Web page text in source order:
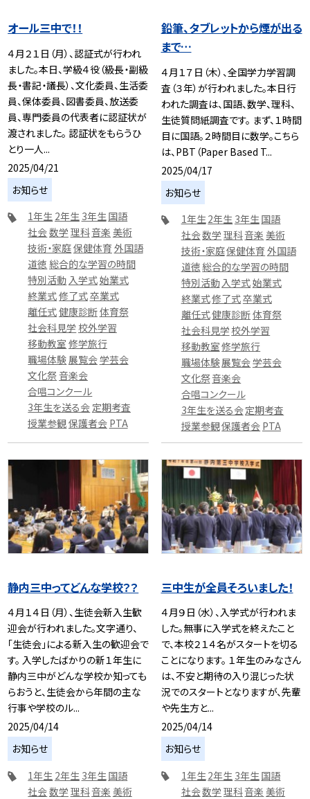
オール三中で！！
４月２１日（月）、認証式が行われ
ました。本日、学級４役（級長・副級
長・書記・議長）、文化委員、生活委
員、保体委員、図書委員、放送委
員、専門委員の代表者に認証状が
渡されました。 認証状をもらうひ
とり一人...
2025/04/21
お知らせ
1年生 2年生 3年生国語
社会数学 理科音楽 美術
技術・家庭保健体育 外国語
道徳 総合的な学習の時間
特別活動 入学式始業式
終業式修了式卒業式
離任式健康診断体育祭
社会科見学 校外学習
移動教室 修学旅行
職場体験展覧会学芸会
文化祭音楽会
合唱コンクール
3年生を送る会 定期考査
授業参観保護者会 PTA
鉛筆、タブレットから煙が出る
まで…
４月１７日（木）、全国学力学習調
査（３年）が行われました。本日行
われた調査は、国語、数学、理科、
生徒質問紙調査です。 まず、１時間
目に国語。２時間目に数学。こちら
は、PBT（Paper Based T...
2025/04/17
お知らせ
1年生2年生 3年生国語
社会数学 理科音楽 美術
技術・家庭保健体育 外国語
道徳総合的な学習の時間
特別活動入学式始業式
終業式修了式卒業式
離任式健康診断体育祭
社会科見学 校外学習
移動教室修学旅行
職場体験展覧会学芸会
文化祭音楽会
合唱コンクール
3年生を送る会定期考査
授業参観保護者会 PTA
静内三中ってどんな学校？？
４月１４日（月）、生徒会新入生歓
迎会が行われました。文字通り、
「生徒会」による新入生の歓迎会で
す。 入学したばかりの新１年生に
静内三中がどんな学校か知っても
らおうと、生徒会から年間の主な
行事や学校のル...
2025/04/14
お知らせ
1年生 2年生 3年生 国語
社会数学 理科音楽 美術
三中生が全員そろいました！
４月９日（水）、入学式が行われま
した。無事に入学式を終えたこと
で、本校２１４名がスタートを切る
ことになります。 １年生のみなさん
は、不安と期待の入り混じった状
況でのスタートとなりますが、先輩
や先生方と...
2025/04/14
お知らせ
1年生 2年生 3年生 国語
社会数学 理科音楽 美術